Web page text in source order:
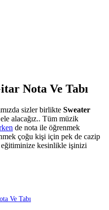
Nota Ve Tabı
sizler birlikte Sweater
ele alacağız.. Tüm müzik
de nota ile öğrenmek
çoğu kişi için pek de cazip
kesinlikle işinizi
Ve Tabı